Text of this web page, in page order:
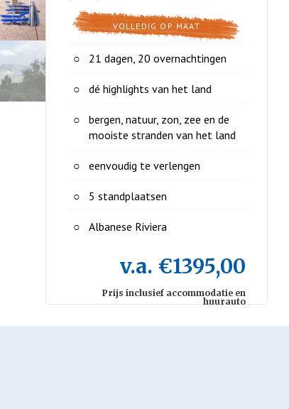
VOLLEDIG OP MAAT
21 dagen, 20 overnachtingen
dé highlights van het land
bergen, natuur, zon, zee en de
mooiste stranden van het land
eenvoudig te verlengen
5 standplaatsen
Albanese Riviera
v.a. €1395,00
Prijs inclusief accommodatie en
huurauto